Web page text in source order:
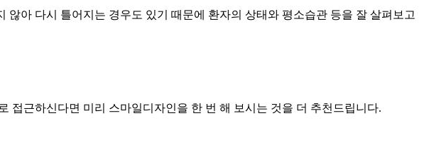
아 다시 틀어지는 경우도 있기 때문에 환자의 상태와 평소습관 등을 잘 살펴보고
접근하신다면 미리 스마일디자인을 한 번 해 보시는 것을 더 추천드립니다.